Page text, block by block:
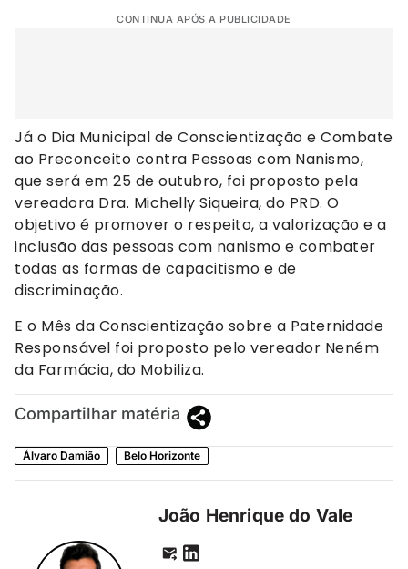
CONTINUA APÓS A PUBLICIDADE
Já o Dia Municipal de Conscientização e Combate
ao Preconceito contra Pessoas com Nanismo,
que será em 25 de outubro, foi proposto pela
vereadora Dra. Michelly Siqueira, do PRD. O
objetivo é promover o respeito, a valorização e a
inclusão das pessoas com nanismo e combater
todas as formas de capacitismo e de
discriminação.
E o Mês da Conscientização sobre a Paternidade
Responsável foi proposto pelo vereador Neném
da Farmácia, do Mobiliza.
Compartilhar matéria
Álvaro Damião Belo Horizonte
João Henrique do Vale